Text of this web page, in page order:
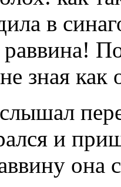
в
раввина!
зная
и
она